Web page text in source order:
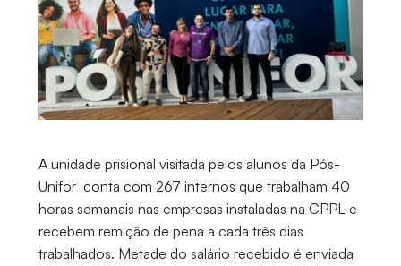
A unidade prisional visitada pelos alunos da Pós-
Unifor conta com 267 internos que trabalham 40
horas semanais nas empresas instaladas na CPPL e
recebem remição de pena a cada três dias
trabalhados. Metade do salário recebido é enviada